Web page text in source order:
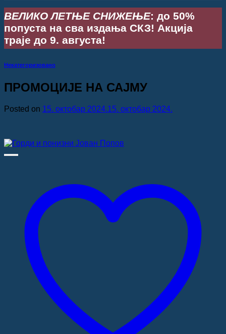
ВЕЛИКО ЛЕТЊЕ СНИЖЕЊЕ: до 50%
попуста на сва издања СКЗ! Акција
траје до 9. августа!
Некатегоризовано
ПРОМОЦИЈЕ НА САЈМУ
Posted on 15. октобар 2024.15. октобар 2024.